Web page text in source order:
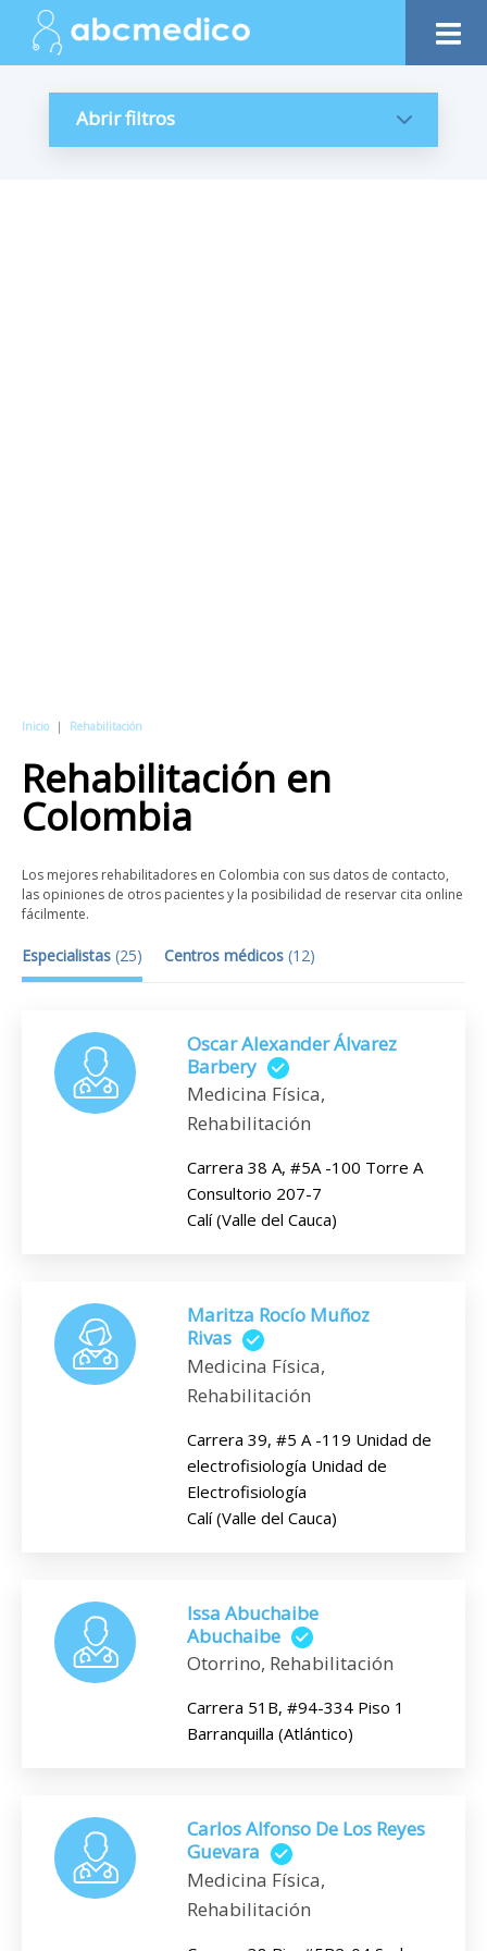
Abrir filtros
Inicio | Rehabilitación
Rehabilitación en
Colombia
Los mejores rehabilitadores en Colombia con sus datos de contacto,
las opiniones de otros pacientes y la posibilidad de reservar cita online
fácilmente.
Especialistas (25) Centros médicos (12)
Oscar Alexander Álvarez
Barbery
Medicina Física,
Rehabilitación
Carrera 38 A, #5A -100 Torre A
Consultorio 207-7
Calí (Valle del Cauca)
Maritza Rocío Muñoz
Rivas
Medicina Física,
Rehabilitación
Carrera 39, #5 A -119 Unidad de
electrofisiología Unidad de
Electrofisiología
Calí (Valle del Cauca)
Issa Abuchaibe
Abuchaibe
Otorrino, Rehabilitación
Carrera 51B, #94-334 Piso 1
Barranquilla (Atlántico)
Carlos Alfonso De Los Reyes
Guevara
Medicina Física,
Rehabilitación